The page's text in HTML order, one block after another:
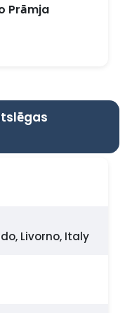
Prāmja
Livorno, Italy